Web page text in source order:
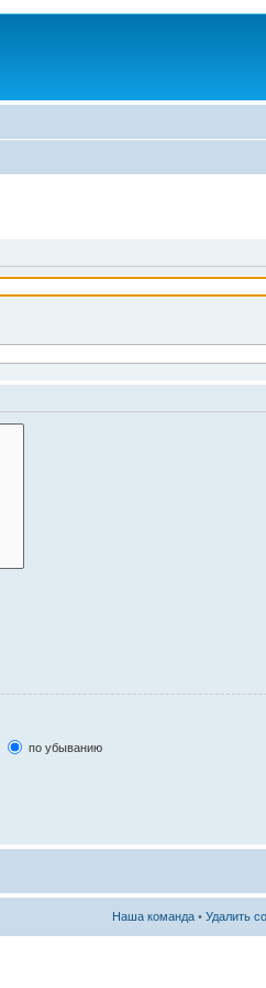
по убыванию
Наша команда • Удалить